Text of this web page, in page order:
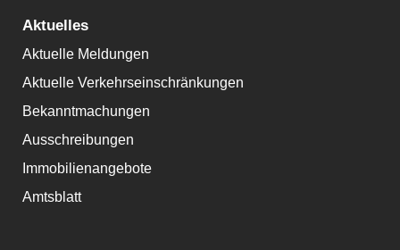
Aktuelles
Aktuelle Meldungen
Aktuelle Verkehrseinschränkungen
Bekanntmachungen
Ausschreibungen
Immobilienangebote
Amtsblatt